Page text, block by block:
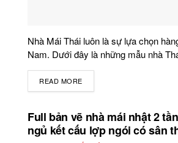
Nhà Mái Thái luôn là sự lựa chọn
Nam. Dưới đây là những mẫu nhà
READ MORE
Full bản vẽ nhà mái nhật 2
ngủ kết cấu lợp ngói có sân